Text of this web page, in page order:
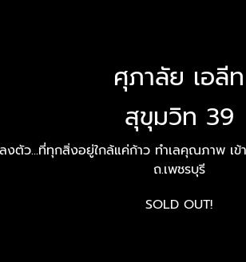
ศุภาลัย เอลีท
สุขุมวิท 39
งตัว...ที่ทุกสิ่งอยู่ใกล้แค่ก้าว ทำเลคุณภาพ เ
ถ.เพชรบุรี
SOLD OUT!
ศุภาลัย เอลีท
สุขุมวิท 39
งตัว...ที่ทุกสิ่งอยู่ใกล้แค่ก้าว ทำเลคุณภาพ เ
ถ.เพชรบุรี
SOLD OUT!